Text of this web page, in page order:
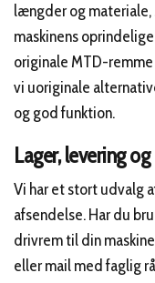
længder og materiale,
maskinens
originale MTD-
vi uoriginale
og god funktion.
Lager, levering
Vi har et stort udvalg
afsendelse. Har du
drivrem til din
eller mail med faglig